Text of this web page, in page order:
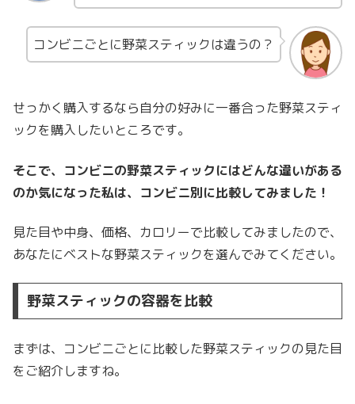
コンビニごとに野菜スティックは違うの？
せっかく購入するなら自分の好みに一番合った野菜スティ
ックを購入したいところです。
そこで、コンビニの野菜スティックにはどんな違いがある
のか気になった私は、コンビニ別に比較してみました！
見た目や中身、価格、カロリーで比較してみましたので、
あなたにベストな野菜スティックを選んでみてください。
野菜スティックの容器を比較
まずは、コンビニごとに比較した野菜スティックの見た目
をご紹介しますね。